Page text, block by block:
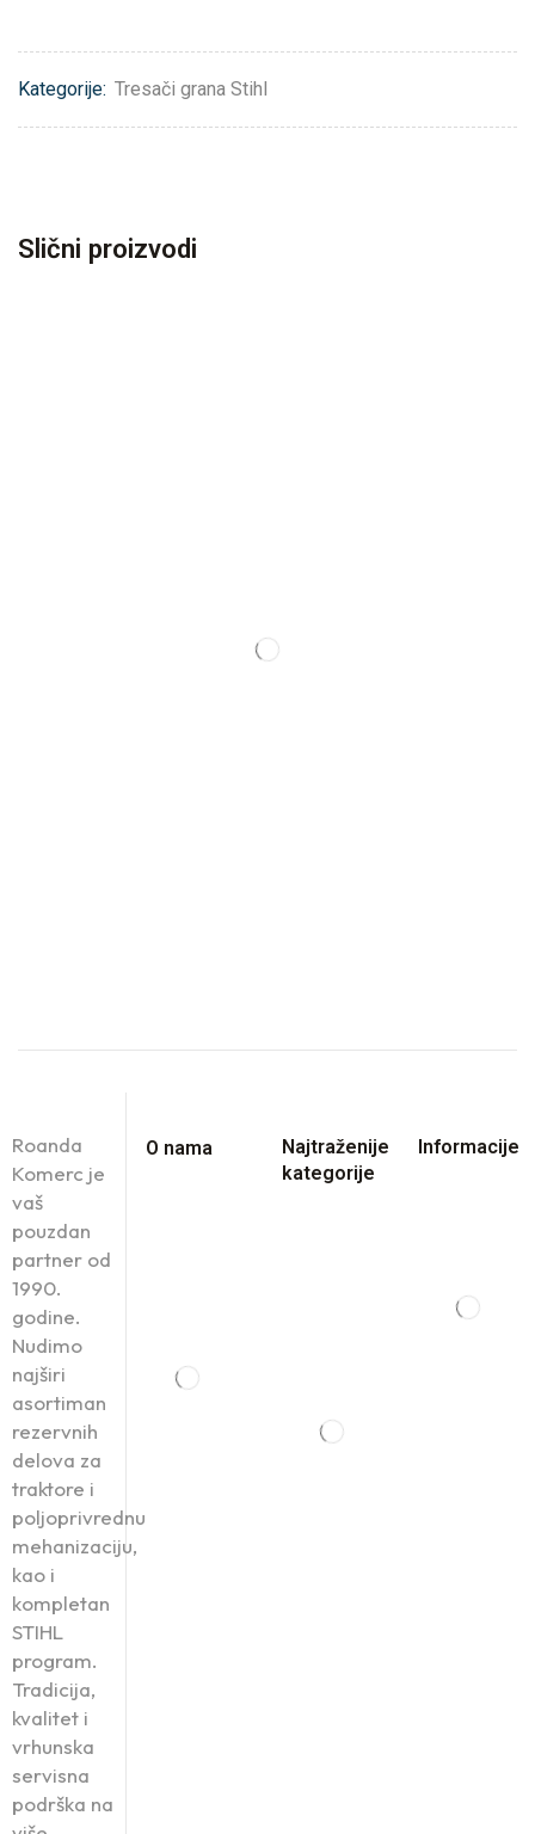
Kategorije: Tresači grana Stihl
Slični proizvodi
Roanda
Komerc je
vaš
pouzdan
partner od
1990.
godine.
Nudimo
najširi
asortiman
rezervnih
delova za
traktore i
poljoprivrednu
mehanizaciju,
kao i
kompletan
STIHL
program.
Tradicija,
kvalitet i
vrhunska
servisna
podrška na
O nama
Najtraženije
kategorije
Informacije